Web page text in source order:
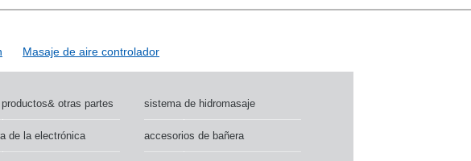
Masaje de aire controlador
productos& otras partes sistema de hidromasaje
de la electrónica accesorios de bañera